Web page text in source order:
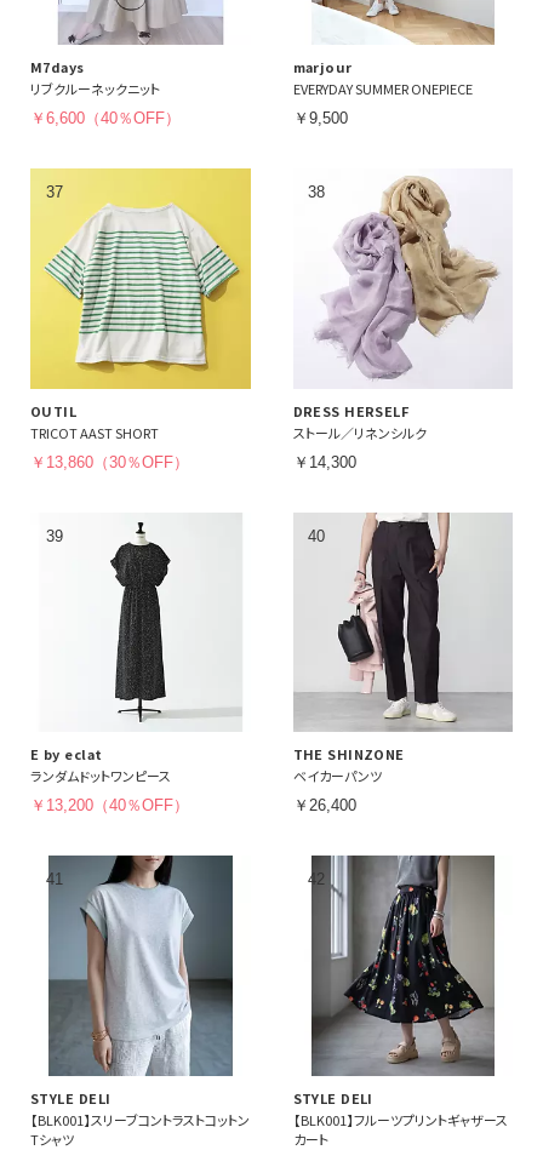
M7days
リブクルーネックニット
￥6,600（40％OFF）
marjour
EVERYDAY SUMMER ONEPIECE
￥9,500
OUTIL
TRICOT AAST SHORT
￥13,860（30％OFF）
DRESS HERSELF
ストール／リネンシルク
￥14,300
E by eclat
ランダムドットワンピース
￥13,200（40％OFF）
THE SHINZONE
ベイカーパンツ
￥26,400
STYLE DELI
【BLK001】スリーブコントラストコットン
Tシャツ
STYLE DELI
【BLK001】フルーツプリントギャザース
カート